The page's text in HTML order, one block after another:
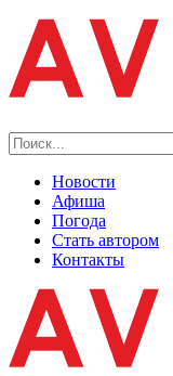
Новости
Афиша
Погода
Стать автором
Контакты